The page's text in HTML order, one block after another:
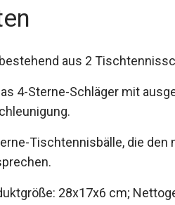
aus 2
4-Sterne-Schläger mit
Tischtennisbälle, die
28x17x6 cm;